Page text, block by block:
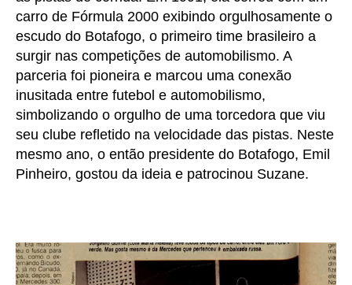
carro de Fórmula 2000 exibindo orgulhosamente o
escudo do Botafogo, o primeiro time brasileiro a
surgir nas competições de automobilismo. A
parceria foi pioneira e marcou uma conexão
inusitada entre futebol e automobilismo,
simbolizando o orgulho de uma torcedora que viu
seu clube refletido na velocidade das pistas. Neste
mesmo ano, o então presidente do Botafogo, Emil
Pinheiro, gostou da ideia e patrocinou Suzane.